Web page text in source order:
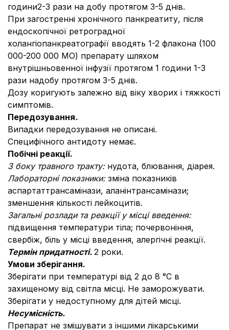
години2-3 рази на добу протягом 3-5 днів.
При загостренні хронічного панкреатиту, після
ендоскопічної ретроградної
холангіопанкреатографії вводять 1-2 флакона (100
000-200 000 МО) препарату шляхом
внутрішньовенної інфузії протягом 1 години 1-3
рази надобу протягом 3-5 днів.
Дозу коригують залежно від віку хворих і тяжкості
симптомів.
Передозування.
Випадки передозування не описані.
Специфічного антидоту немає.
Побічні реакції.
З боку травного тракту: нудота, блювання, діарея.
Лабораторні показники: зміна показників
аспартаттрансамінази, аланінтрансамінази;
зменшення кількості лейкоцитів.
Загальні розлади та реакції у місці введення:
підвищення температури тіла; почервоніння,
свербіж, біль у місці введення, алергічні реакції.
Термін придатності. 2 роки.
Умови зберігання.
Зберігати при температурі від 2 до 8 °С в
захищеному від світла місці. Не заморожувати.
Зберігати у недоступному для дітей місці.
Несумісність.
Препарат не змішувати з іншими лікарськими